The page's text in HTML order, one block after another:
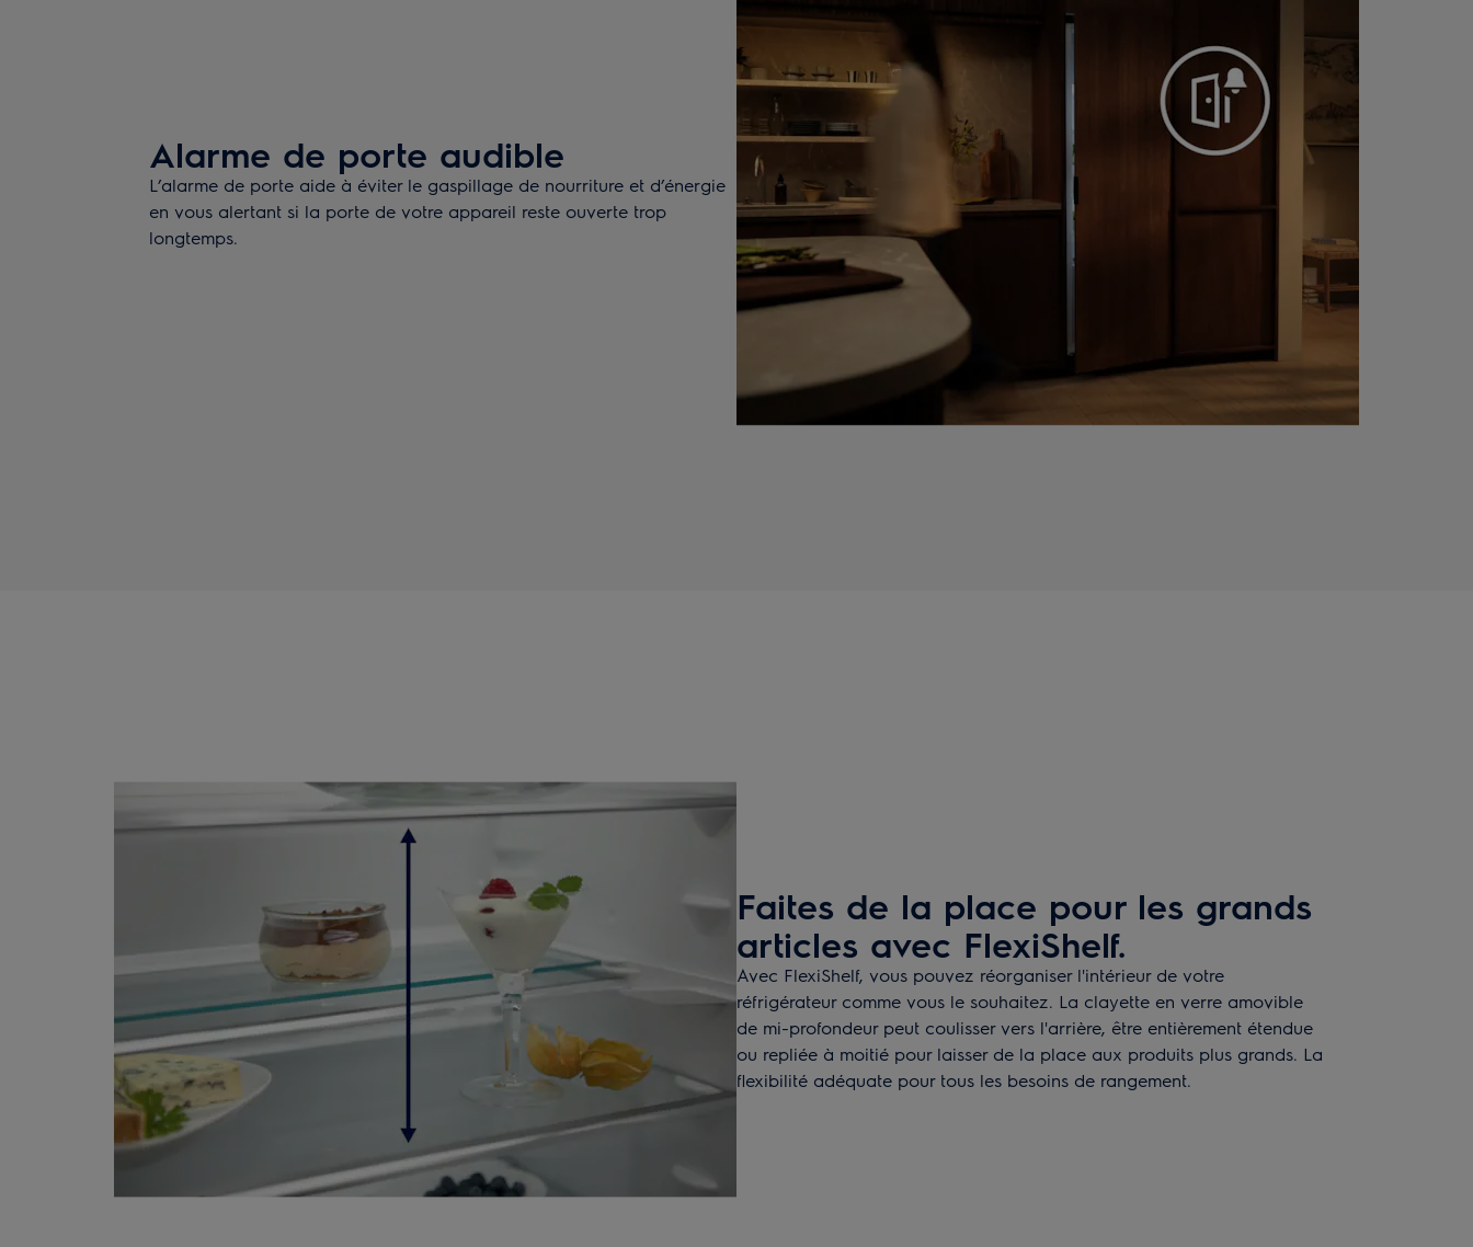
Alarme de porte audible
L’alarme de porte aide à éviter le gaspillage de nourriture et d’énergie
en vous alertant si la porte de votre appareil reste ouverte trop
longtemps.
Faites de la place pour les grands
articles avec FlexiShelf.
Avec FlexiShelf, vous pouvez réorganiser l'intérieur de votre
réfrigérateur comme vous le souhaitez. La clayette en verre amovible
de mi-profondeur peut coulisser vers l'arrière, être entièrement étendue
ou repliée à moitié pour laisser de la place aux produits plus grands. La
flexibilité adéquate pour tous les besoins de rangement.